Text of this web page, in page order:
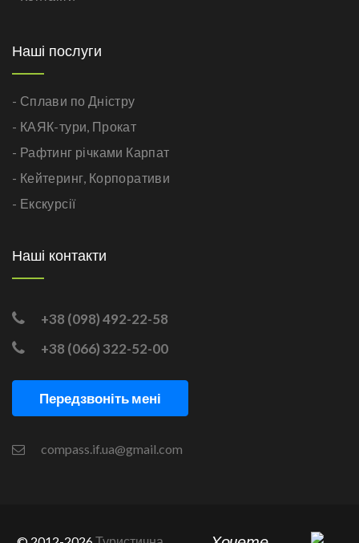
Наші послуги
- Сплави по Дністру
- КАЯК-тури, Прокат
- Рафтинг річками Карпат
- Кейтеринг, Корпоративи
- Екскурсії
Наші контакти
+38 (098) 492-22-58
+38 (066) 322-52-00
Передзвоніть мені
compass.if.ua@gmail.com